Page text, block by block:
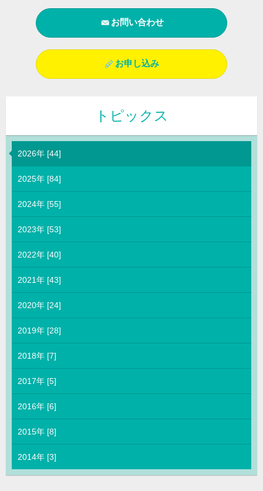
お問い合わせ
お申し込み
トピックス
2026年 [44]
2025年 [84]
2024年 [55]
2023年 [53]
2022年 [40]
2021年 [43]
2020年 [24]
2019年 [28]
2018年 [7]
2017年 [5]
2016年 [6]
2015年 [8]
2014年 [3]